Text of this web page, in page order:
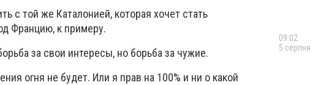
с той же Каталонией, которая хочет стать
Францию, к примеру.
за свои интересы, но борьба за чужие.
огня не будет. Или я прав на 100% и ни о какой
09:02
5 серпня